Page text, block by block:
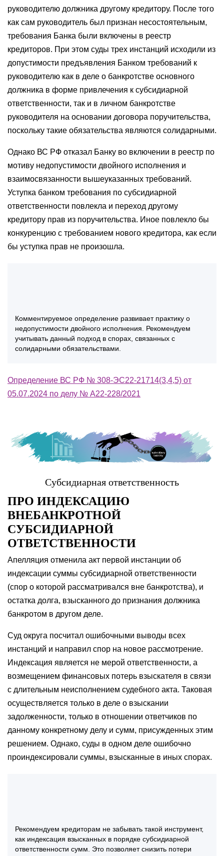
руководителю должника другому кредитору. После того
как сам руководитель был признан несостоятельным,
требования Банка были включены в реестр
кредиторов. При этом суды трех инстанций исходили из
допустимости предъявления Банком требований к
руководителю как в деле о банкротстве основного
должника в форме привлечения к субсидиарной
ответственности, так и в личном банкротстве
руководителя на основании договора поручительства,
поскольку такие обязательства являются солидарными.
Однако ВС РФ отказал Банку во включении в реестр по
мотиву недопустимости двойного исполнения и
взаимосвязанности вышеуказанных требований.
Уступка банком требования по субсидиарной
ответственности повлекла и переход другому
кредитору прав из поручительства. Иное повлекло бы
конкуренцию с требованием нового кредитора, как если
бы уступка прав не произошла.
Комментируемое определение развивает практику о
недопустимости двойного исполнения. Рекомендуем
учитывать данный подход в спорах, связанных с
солидарными обязательствами.
Определение ВС РФ № 308-ЭС22-21714(3,4,5) от
05.07.2024 по делу № А22-228/2021
Субсидиарная ответственность
ПРО ИНДЕКСАЦИЮ
ВНЕБАНКРОТНОЙ
СУБСИДИАРНОЙ
ОТВЕТСТВЕННОСТИ
Апелляция отменила акт первой инстанции об
индексации суммы субсидиарной ответственности
(спор о которой рассматривался вне банкротства), и
остатка долга, взысканного до признания должника
банкротом в другом деле.
Суд округа посчитал ошибочными выводы всех
инстанций и направил спор на новое рассмотрение.
Индексация является не мерой ответственности, а
возмещением финансовых потерь взыскателя в связи
с длительным неисполнением судебного акта. Таковая
осуществляется только в деле о взыскании
задолженности, только в отношении ответчиков по
данному конкретному делу и сумм, присужденных этим
решением. Однако, суды в одном деле ошибочно
проиндексировали суммы, взысканные в иных спорах.
Рекомендуем кредиторам не забывать такой инструмент,
как индексация взысканных в порядке субсидиарной
ответственности сумм. Это позволяет снизить потери